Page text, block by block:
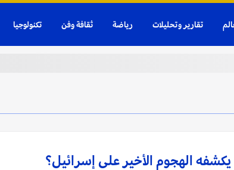
تقارير وتحليلات رياضة ثقافة وفن تكنولوجيا
الهجوم الأخير على إسرائيل؟